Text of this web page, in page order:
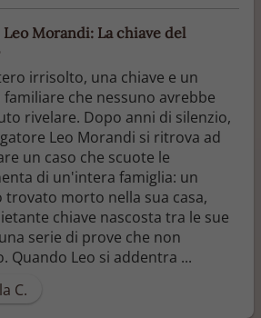
Leo Morandi: La chiave del
irrisolto, una chiave e un
familiare che nessuno avrebbe
rivelare. Dopo anni di silenzio,
Leo Morandi si ritrova ad
un caso che scuote le
di un'intera famiglia: un
trovato morto nella sua casa,
chiave nascosta tra le sue
serie di prove che non
Quando Leo si addentra ...
C.